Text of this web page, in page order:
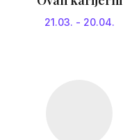
21.03. - 20.04.